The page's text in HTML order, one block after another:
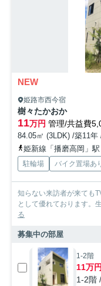
NEW
姫路市西今宿
樹々たかおか
11万円 管理/共益費
84.05㎡ (3LDK) /築11年
姫新線「播磨高岡」
駐輪場 バイク置場あ
知らない来訪者が来ても
として優れております。
る
募集中の部屋
1-2階
11万円
1-2階